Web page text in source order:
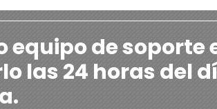
equipo de soporte
las 24 horas del